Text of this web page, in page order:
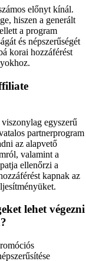
előnyt kínál.
hiszen a generált
a program
és népszerűségét
korai hozzáférést
egyszerű
partnerprogram
az alapvető
valamint a
ellenőrzi a
kapnak az
lehet végezni